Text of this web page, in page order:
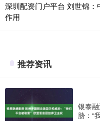
深圳配资门户平台 刘世锦
作用
推荐资讯
银泰
胁：“